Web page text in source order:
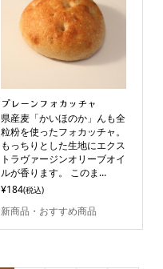
プレーンフォカッチャ
県産麦「かいほのか」んも全
粒粉を使ったフォカッチャ。
もっちりとした生地にエクス
トラヴァージンオリーブオイ
ルが香ります。 このま...
¥184(税込)
新商品・おすすめ商品